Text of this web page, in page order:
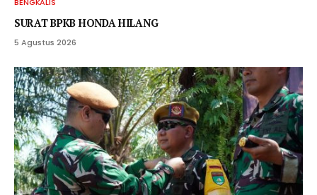
SURAT BPKB HONDA HILANG
5 Agustus 2026